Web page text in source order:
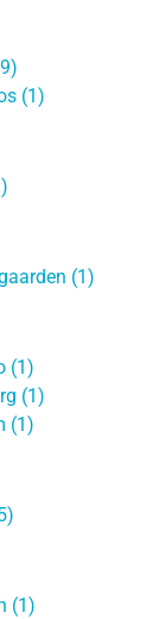
(1)
(1)
(1)
(1)
(1)
(1)